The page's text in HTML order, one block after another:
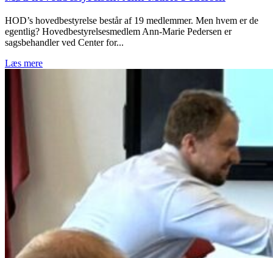
HOD’s hovedbestyrelse består af 19 medlemmer. Men hvem er de
egentlig? Hovedbestyrelsesmedlem Ann-Marie Pedersen er
sagsbehandler ved Center for...
Læs mere